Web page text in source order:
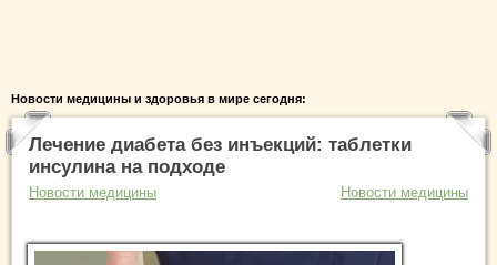
Новости медицины и здоровья в мире сегодня:
Лечение диабета без инъекций: таблетки
инсулина на подходе
Новости медицины Новости медицины